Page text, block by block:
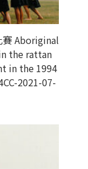
賽 Aboriginal
the rattan
in the 1994
2021-07-